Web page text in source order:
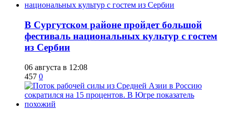
В Сургутском районе пройдет большой
фестиваль национальных культур с гостем
из Сербии
06 августа в 12:08
457 0